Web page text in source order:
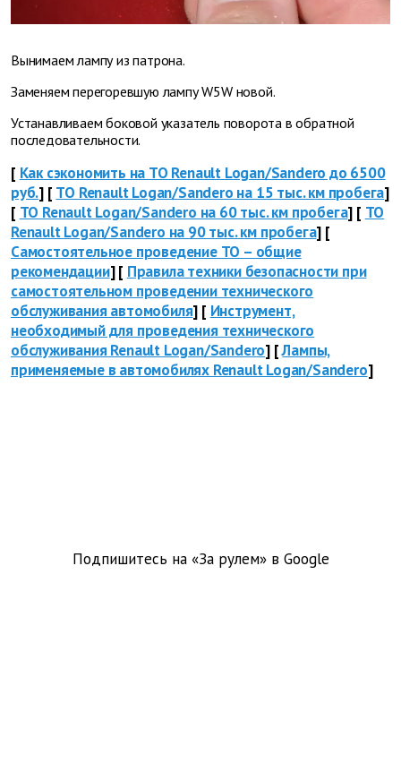
Вынимаем лампу из патрона.
Заменяем перегоревшую лампу W5W новой.
Устанавливаем боковой указатель поворота в обратной
последовательности.
[ Как сэкономить на ТО Renault Logan/Sandero до 6500
руб.] [ ТО Renault Logan/Sandero на 15 тыс. км пробега]
[ ТО Renault Logan/Sandero на 60 тыс. км пробега] [ ТО
Renault Logan/Sandero на 90 тыс. км пробега] [
Самостоятельное проведение ТО – общие
рекомендации] [ Правила техники безопасности при
самостоятельном проведении технического
обслуживания автомобиля] [ Инструмент,
необходимый для проведения технического
обслуживания Renault Logan/Sandero] [ Лампы,
применяемые в автомобилях Renault Logan/Sandero]
Подпишитесь на «За рулем» в Google